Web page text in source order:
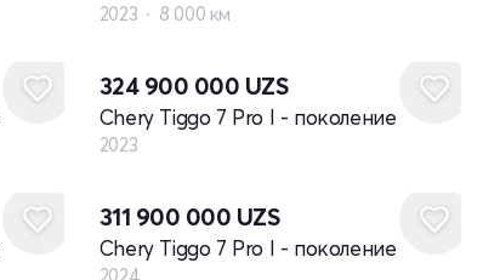
2023 8 000 км
324 900 000 UZS
Chery Tiggo 7 Pro I - поколение
2023
311 900 000 UZS
Chery Tiggo 7 Pro I - поколение